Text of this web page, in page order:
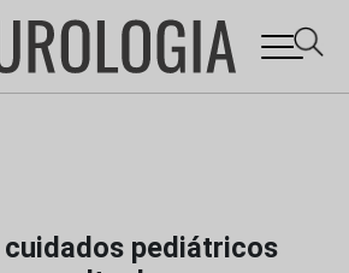
cuidados pediátricos